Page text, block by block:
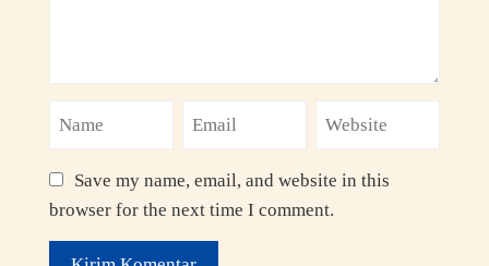
Save my name, email, and website in this
browser for the next time I comment.